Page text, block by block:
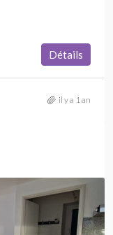
Détails
il y a 1 an